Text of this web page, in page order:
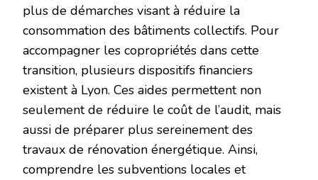
plus de démarches visant à réduire la
consommation des bâtiments collectifs. Pour
accompagner les copropriétés dans cette
transition, plusieurs dispositifs financiers
existent à Lyon. Ces aides permettent non
seulement de réduire le coût de l’audit, mais
aussi de préparer plus sereinement des
travaux de rénovation énergétique. Ainsi,
comprendre les subventions locales et